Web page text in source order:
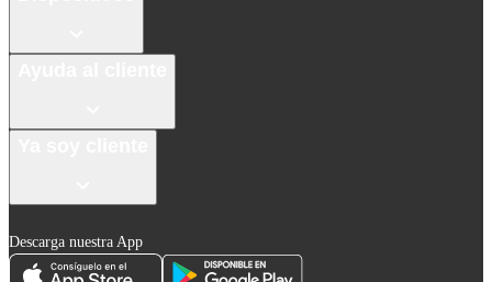
Descarga nuestra App